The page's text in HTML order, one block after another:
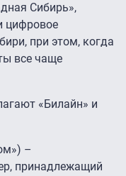
Сибирь»,
цифровое
при этом, когда
все чаще
«Билайн» и
–
принадлежащий